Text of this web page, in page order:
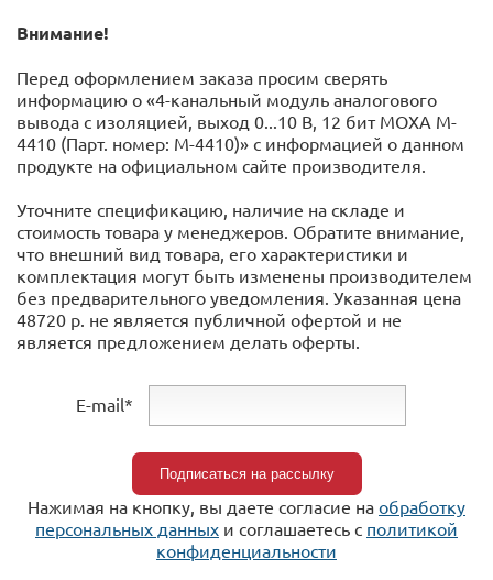
Внимание!
Перед оформлением заказа просим сверять
информацию о «4-канальный модуль аналогового
вывода с изоляцией, выход 0...10 В, 12 бит MOXA M-
4410 (Парт. номер: M-4410)» с информацией o данном
продукте на официальном сайте производителя.
Уточните спецификацию, наличие на складе и
стоимость товара у менеджеров. Обратите внимание,
что внешний вид товара, его характеристики и
комплектация могут быть изменены производителем
без предварительного уведомления. Указанная цена
48720 р. не является публичной офертой и не
является предложением делать оферты.
E-mail*
Нажимая на кнопку, вы даете согласие на обработку
персональных данных и соглашаетесь c политикой
конфиденциальности